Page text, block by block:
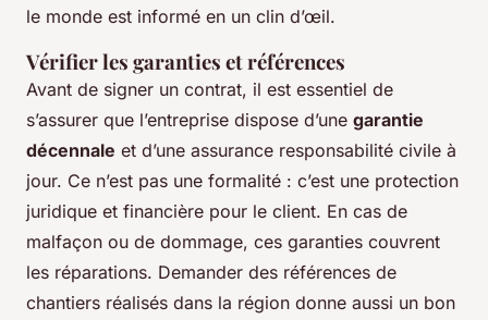
le monde est informé en un clin d’œil.
Vérifier les garanties et références
Avant de signer un contrat, il est essentiel de
s’assurer que l’entreprise dispose d’une garantie
décennale et d’une assurance responsabilité civile à
jour. Ce n’est pas une formalité : c’est une protection
juridique et financière pour le client. En cas de
malfaçon ou de dommage, ces garanties couvrent
les réparations. Demander des références de
chantiers réalisés dans la région donne aussi un bon